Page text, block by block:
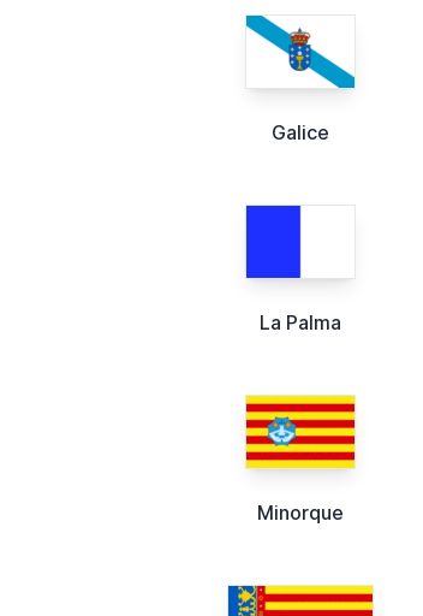
Galice
La Palma
Minorque